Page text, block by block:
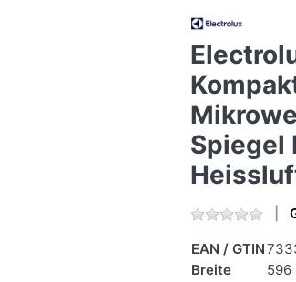
Spiegel
EAN / GTIN
Breite
596